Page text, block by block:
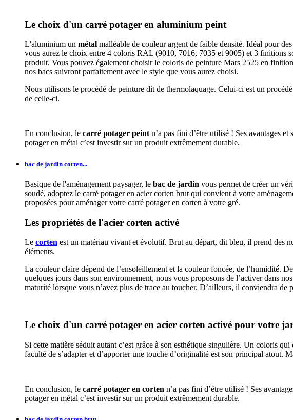
Le choix d'un carré potager en aluminium peint
L'aluminium un métal malléable de couleur argent de faible densité. Idéal pour
vous aurez le choix entre 4 coloris RAL (9010, 7016, 7035 et 9005) et 3 finitions
produit. Vous pouvez également choisir le coloris de peinture Mars 2525 en
nos bacs suivront parfaitement avec le style que vous aurez choisi.
Nous utilisons le procédé de peinture dit de thermolaquage. Celui-ci est un
de celle-ci.
En conclusion, le carré potager peintn’a pas fini d’être utilisé ! Ses avantages
potager en métal c’est investir sur un produit extrêmement durable.
bac de jardin corten...
Basique de l'aménagement paysager, le bac de jardin vous permet de créer un
soudé, adoptez le carré potager en acier corten brut qui convient à votre
proposées pour aménager votre carré potager en corten à votre gré.
Les propriétés de l'acier corten activé
Le corten est un matériau vivant et évolutif. Brut au départ, dit bleu, il prend des
éléments.
La couleur claire dépend de l’ensoleillement et la couleur foncée, de l’humidité.
quelques jours dans son environnement, nous vous proposons de l’activer dans
maturité lorsque vous n’avez plus de trace au toucher. D’ailleurs, il conviendra
Le choix d'un carré potager en acier corten activé pour votre
Si cette matière séduit autant c’est grâce à son esthétique singulière. Un coloris
faculté de s’adapter et d’apporter une touche d’originalité est son principal atout.
En conclusion, le carré potager en corten n’a pas fini d’être utilisé ! Ses
potager en métal c’est investir sur un produit extrêmement durable.